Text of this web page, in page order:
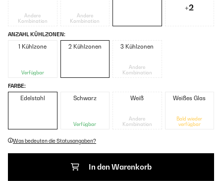
Andere
Kombination
Andere
Kombination
+2
ANZAHL KÜHLZONEN:
1 Kühlzone
Verfügbar
2 Kühlzonen 3 Kühlzonen
Andere
Kombination
FARBE:
Edelstahl Schwarz
Verfügbar
Weiß
Andere
Kombination
Weißes Glas
Bald wieder
verfügbar
Was bedeuten die Statusangaben?
In den Warenkorb